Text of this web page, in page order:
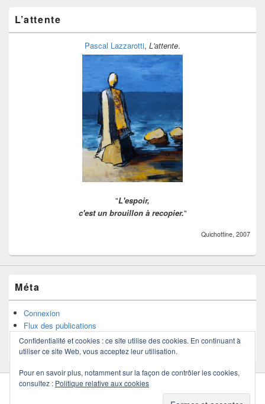
ranger
L’attente
Pascal Lazzarotti, L'attente.
"L'espoir,
c'est un brouillon à recopier."
Quichottine, 2007
Méta
Connexion
Flux des publications
Flux des commentaires
Site de WordPress-FR
Politique de confidentialité
Confidentialité et cookies : ce site utilise des cookies. En continuant à
utiliser ce site Web, vous acceptez leur utilisation.
Pour en savoir plus, notamment sur la façon de contrôler les cookies,
consultez : Politique relative aux cookies